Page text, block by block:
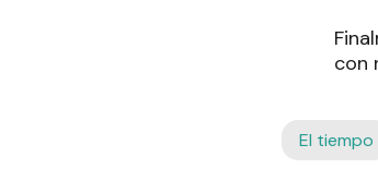
con
El tiempo